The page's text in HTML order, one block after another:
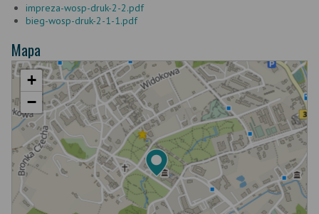
impreza-wosp-druk-2-2.pdf
bieg-wosp-druk-2-1-1.pdf
Mapa
+
−